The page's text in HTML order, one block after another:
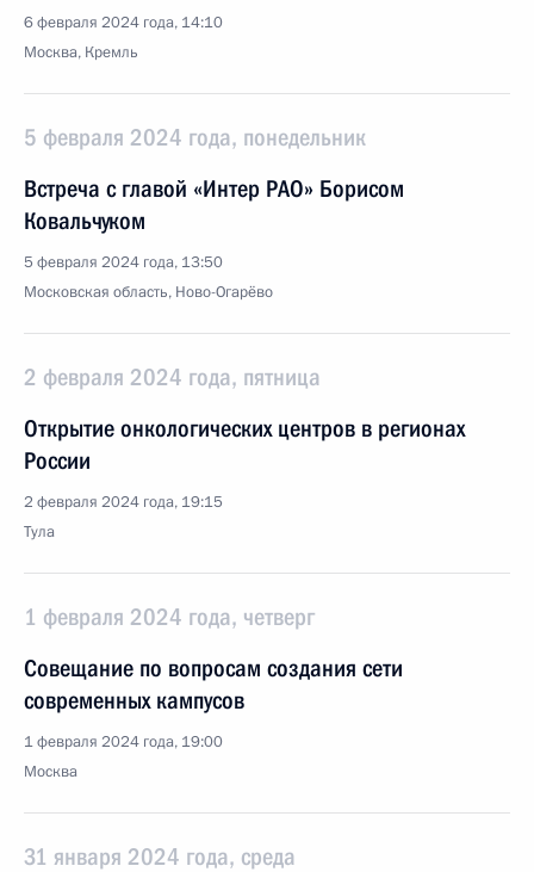
6 февраля 2024 года, 14:10
Москва, Кремль
5 февраля 2024 года, понедельник
Встреча с главой «Интер РАО» Борисом
Ковальчуком
5 февраля 2024 года, 13:50
Московская область, Ново-Огарёво
2 февраля 2024 года, пятница
Открытие онкологических центров в регионах
России
2 февраля 2024 года, 19:15
Тула
1 февраля 2024 года, четверг
Совещание по вопросам создания сети
современных кампусов
1 февраля 2024 года, 19:00
Москва
31 января 2024 года, среда